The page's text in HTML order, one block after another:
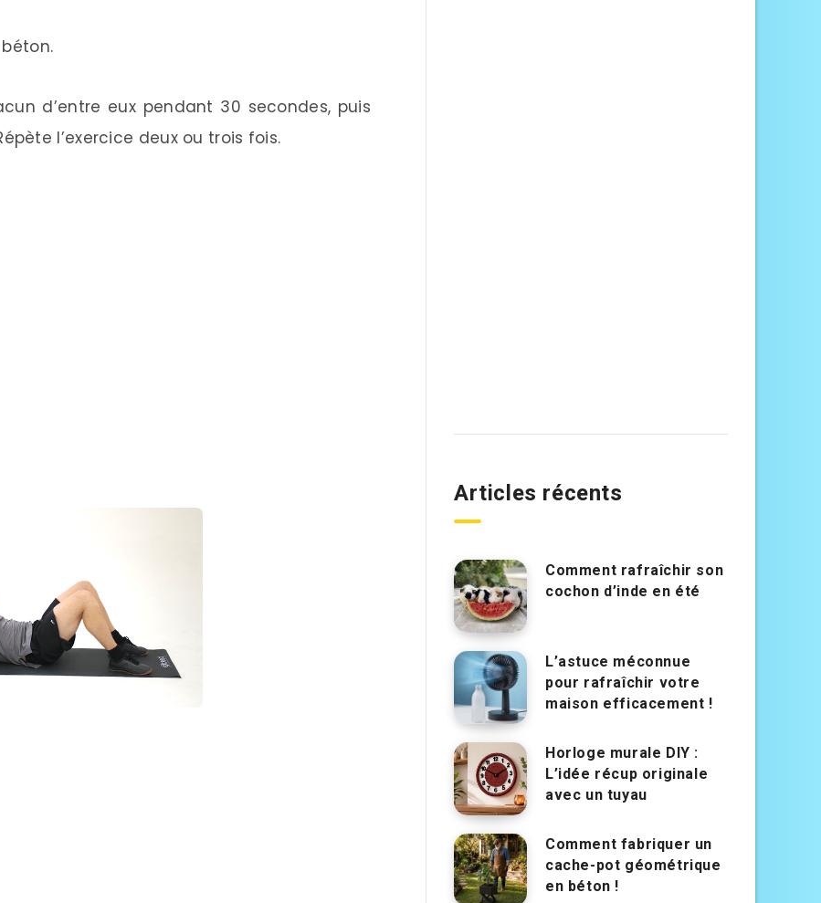
d’entre eux pendant 30 secondes, puis
l’exercice deux ou trois fois.
Articles récents
Comment rafraîchir son
cochon d’inde en été
L’astuce méconnue
pour rafraîchir votre
maison efficacement !
Horloge murale DIY :
L’idée récup originale
avec un tuyau
Comment fabriquer un
cache-pot géométrique
en béton !